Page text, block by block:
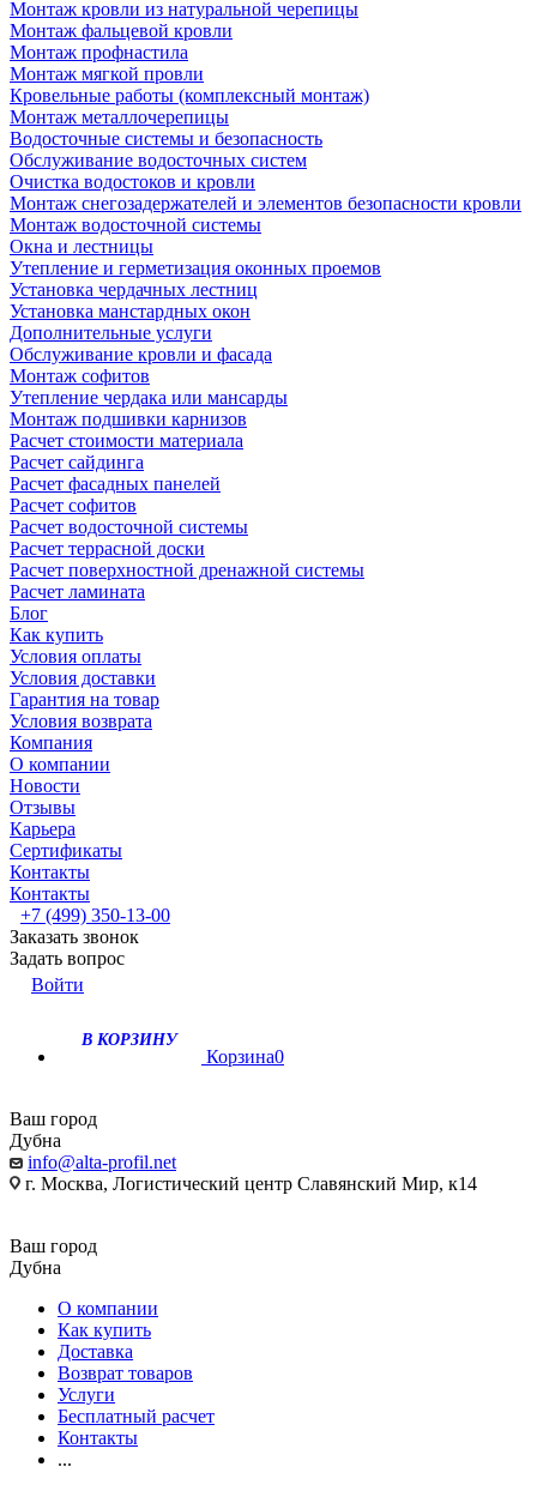
Монтаж кровли из натуральной черепицы
Монтаж фальцевой кровли
Монтаж профнастила
Монтаж мягкой провли
Кровельные работы (комплексный монтаж)
Монтаж металлочерепицы
Водосточные системы и безопасность
Обслуживание водосточных систем
Очистка водостоков и кровли
Монтаж снегозадержателей и элементов безопасности кровли
Монтаж водосточной системы
Окна и лестницы
Утепление и герметизация оконных проемов
Установка чердачных лестниц
Установка манстардных окон
Дополнительные услуги
Обслуживание кровли и фасада
Монтаж софитов
Утепление чердака или мансарды
Монтаж подшивки карнизов
Расчет стоимости материала
Расчет сайдинга
Расчет фасадных панелей
Расчет софитов
Расчет водосточной системы
Расчет террасной доски
Расчет поверхностной дренажной системы
Расчет ламината
Блог
Как купить
Условия оплаты
Условия доставки
Гарантия на товар
Условия возврата
Компания
О компании
Новости
Отзывы
Карьера
Сертификаты
Контакты
Контакты
+7 (499) 350-13-00
Заказать звонок
Задать вопрос
Войти
В КОРЗИНУ
Корзина0
Ваш город
Дубна
info@alta-profil.net
г. Москва, Логистический центр Славянский Мир, к14
Ваш город
Дубна
О компании
Как купить
Доставка
Возврат товаров
Услуги
Бесплатный расчет
Контакты
...